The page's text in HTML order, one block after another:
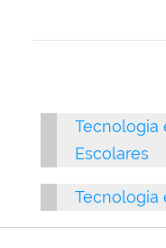
Tecnologia
Escolares
Tecnologia